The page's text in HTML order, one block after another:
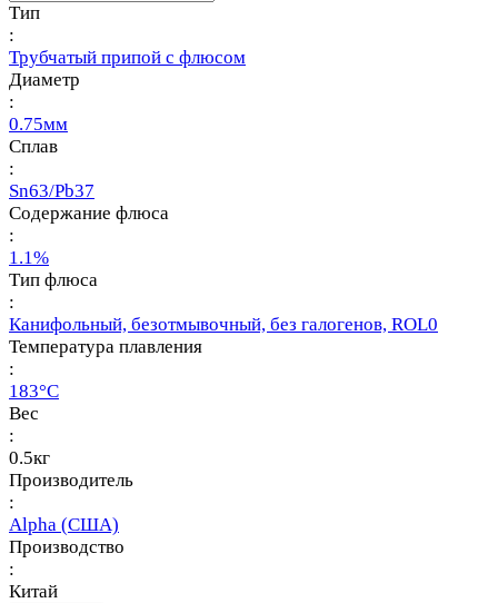
Тип
:
Трубчатый припой с флюсом
Диаметр
:
0.75мм
Сплав
:
Sn63/Pb37
Содержание флюса
:
1.1%
Тип флюса
:
Канифольный, безотмывочный, без галогенов, ROL0
Температура плавления
:
183°С
Вес
:
0.5кг
Производитель
:
Alpha (США)
Производство
:
Китай